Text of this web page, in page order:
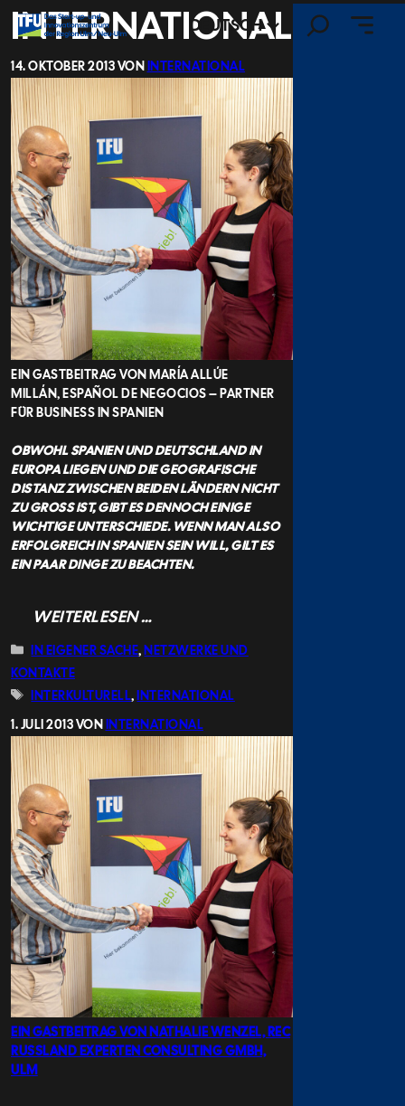
ZUM
INHALT
DEUTSCH
SUCHEN
INTERNATIONAL
14. OKTOBER 2013VONINTERNATIONAL
EIN GASTBEITRAG VON MARÍA ALLÚE
MILLÁN, ESPAÑOL DE NEGOCIOS – PARTNER
FÜR BUSINESS IN SPANIEN
OBWOHL SPANIEN UND DEUTSCHLAND IN
EUROPA LIEGEN UND DIE GEOGRAFISCHE
DISTANZ ZWISCHEN BEIDEN LÄNDERN NICHT
ZU GROSS IST, GIBT ES DENNOCH EINIGE W
ICHTIGE UNTERSCHIEDE. WENN MAN ALSO E
RFOLGREICH IN SPANIEN SEIN WILL, GILT ES E
IN PAAR DINGE ZU BEACHTEN.
WEITERLESEN …
KATEGORIEN
IN EIGENER SACHE,NETZWERKE UND
KONTAKTE
SCHLAGWÖRTER
INTERKULTURELL,INTERNATIONAL
1. JULI 2013VONINTERNATIONAL
EIN GASTBEITRAG VON NATHALIE WENZEL, REC
RUSSLAND EXPERTEN CONSULTING GMBH,
ULM